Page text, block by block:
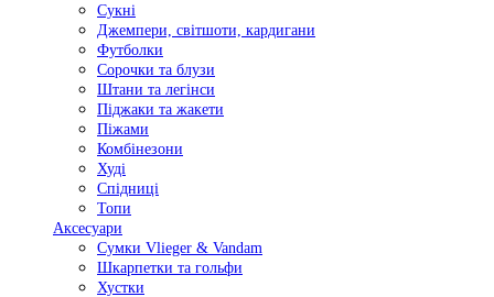
Сукні
Джемпери, світшоти, кардигани
Футболки
Сорочки та блузи
Штани та легінси
Піджаки та жакети
Піжами
Комбінезони
Худі
Спідниці
Топи
Аксесуари
Сумки Vlieger & Vandam
Шкарпетки та гольфи
Хустки